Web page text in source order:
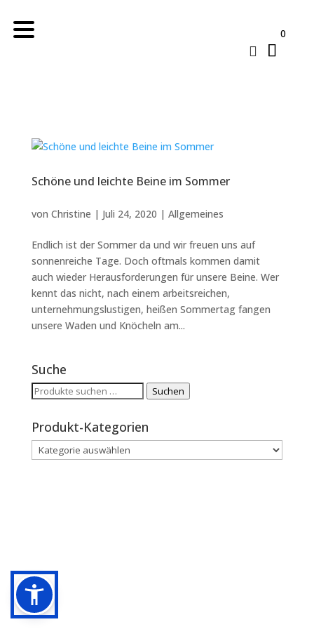

0
Schöne und leichte Beine im Sommer
von Christine | Juli 24, 2020 | Allgemeines
Endlich ist der Sommer da und wir freuen uns auf
sonnenreiche Tage. Doch oftmals kommen damit
auch wieder Herausforderungen für unsere Beine. Wer
kennt das nicht, nach einem arbeitsreichen,
unternehmungslustigen, heißen Sommertag fangen
unsere Waden und Knöcheln am...
Suche
Suchen
Suchen
Produkt-Kategorien